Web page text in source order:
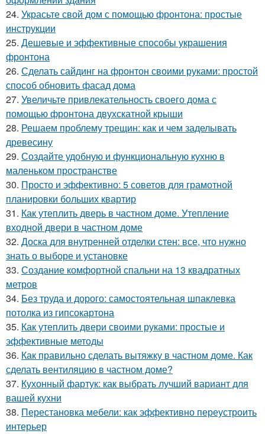
24. Украсьте свой дом с помощью фронтона: простые
инструкции
25. Дешевые и эффективные способы украшения
фронтона
26. Сделать сайдинг на фронтон своими руками: простой
способ обновить фасад дома
27. Увеличьте привлекательность своего дома с
помощью фронтона двухскатной крыши
28. Решаем проблему трещин: как и чем заделывать
древесину
29. Создайте удобную и функциональную кухню в
маленьком пространстве
30. Просто и эффективно: 5 советов для грамотной
планировки больших квартир
31. Как утеплить дверь в частном доме. Утепление
входной двери в частном доме
32. Доска для внутренней отделки стен: все, что нужно
знать о выборе и установке
33. Создание комфортной спальни на 13 квадратных
метров
34. Без труда и дорого: самостоятельная шпаклевка
потолка из гипсокартона
35. Как утеплить двери своими руками: простые и
эффективные методы
36. Как правильно сделать вытяжку в частном доме. Как
сделать вентиляцию в частном доме?
37. Кухонный фартук: как выбрать лучший вариант для
вашей кухни
38. Перестановка мебели: как эффективно переустроить
интерьер